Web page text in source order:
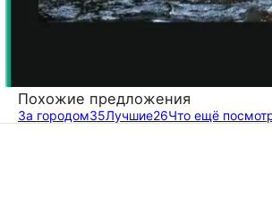
Похожие предложения
За городом35Лучшие26Что ещё